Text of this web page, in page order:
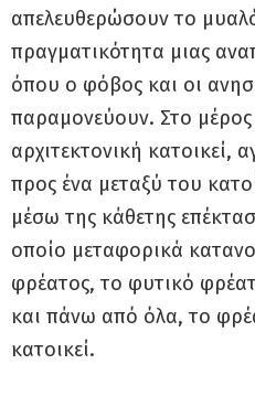
απελευθερώσουν το
πραγματικότητα μιας
όπου ο φόβος και οι
παραμονεύουν. Στο
αρχιτεκτονική κατοικεί,
προς ένα μεταξύ του
μέσω της κάθετης
οποίο μεταφορικά
φρέατος, το φυτικό
και πάνω από όλα, το
κατοικεί.